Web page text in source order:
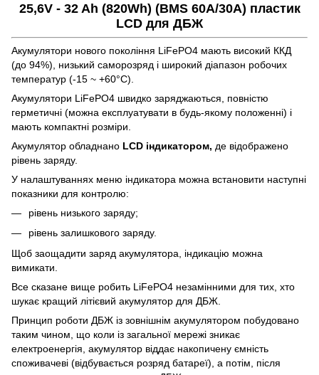
25,6V - 32 Ah (820Wh) (BMS 60А/30A) пластик
LCD для ДБЖ
Акумулятори нового покоління LiFePO4 мають високий ККД
(до 94%), низький саморозряд і широкий діапазон робочих
температур (-15 ~ +60°C).
Акумулятори LiFePO4 швидко заряджаються, повністю
герметичні (можна експлуатувати в будь-якому положенні) і
мають компактні розміри.
Акумулятор обладнано LCD індикатором, де відображено
рівень заряду.
У налаштуваннях меню індикатора можна встановити наступні
показники для контролю:
рівень низького заряду;
рівень залишкового заряду.
Щоб заощадити заряд акумулятора, індикацію можна
вимикати.
Все сказане вище робить LiFePO4 незамінними для тих, хто
шукає кращий літієвий акумулятор для ДБЖ.
Принцип роботи ДБЖ із зовнішнім акумулятором побудовано
таким чином, що коли із загальної мережі зникає
електроенергія, акумулятор віддає накопичену ємність
споживачеві (відбувається розряд батареї), а потім, після